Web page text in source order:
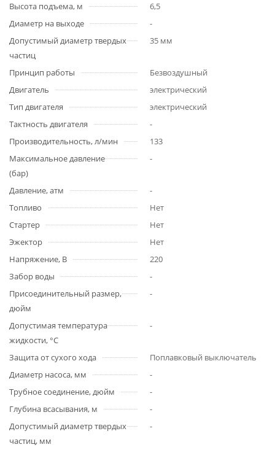
Высота подъема, м
6,5
Диаметр на выходе
-
Допустимый диаметр твердых
частиц
35 мм
Принцип работы
Безвоздушный
Двигатель
электрический
Тип двигателя
электрический
Тактность двигателя
-
Производительность, л/мин
133
Максимальное давление
(бар)
-
Давление, атм
-
Топливо
Нет
Стартер
Нет
Эжектор
Нет
Напряжение, В
220
Забор воды
-
Присоединительный размер,
дюйм
-
Допустимая температура
жидкости, °С
-
Защита от сухого хода
Поплавковый выключатель
Диаметр насоса, мм
-
Трубное соединение, дюйм
-
Глубина всасывания, м
-
Допустимый диаметр твердых
частиц, мм
-